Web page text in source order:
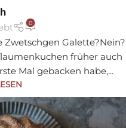
0
Galette?Nein?
früher auch
Mal gebacken habe,...